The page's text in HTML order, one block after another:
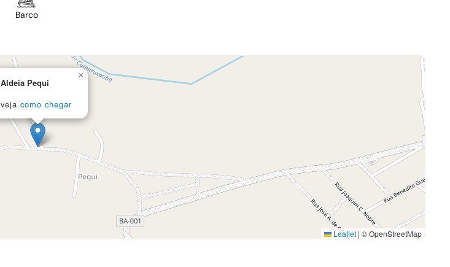
Barco
Aldeia Pequi
veja como chegar
×
Leaflet | © OpenStreetMap